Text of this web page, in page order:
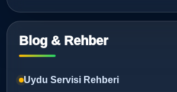
Blog & Rehber
Uydu Servisi Rehberi